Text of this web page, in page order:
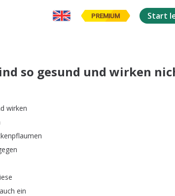
PREMIUM Start
so gesund und wirken
wirken
auch ein